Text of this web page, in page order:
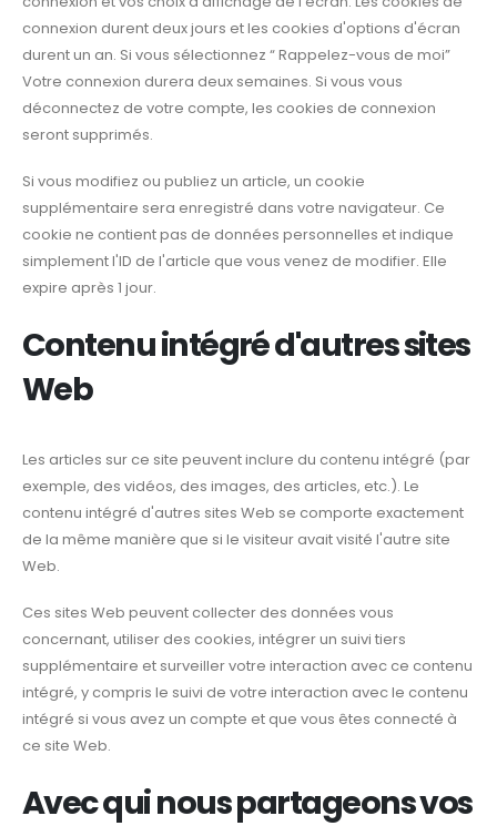
connexion durent deux jours et les cookies d'options d'écran
durent un an. Si vous sélectionnez “ Rappelez-vous de moi”
Votre connexion durera deux semaines. Si vous vous
déconnectez de votre compte, les cookies de connexion
seront supprimés.
Si vous modifiez ou publiez un article, un cookie
supplémentaire sera enregistré dans votre navigateur. Ce
cookie ne contient pas de données personnelles et indique
simplement l'ID de l'article que vous venez de modifier. Elle
expire après 1 jour.
Contenu intégré d'autres sites
Web
Les articles sur ce site peuvent inclure du contenu intégré (par
exemple, des vidéos, des images, des articles, etc.). Le
contenu intégré d'autres sites Web se comporte exactement
de la même manière que si le visiteur avait visité l'autre site
Web.
Ces sites Web peuvent collecter des données vous
concernant, utiliser des cookies, intégrer un suivi tiers
supplémentaire et surveiller votre interaction avec ce contenu
intégré, y compris le suivi de votre interaction avec le contenu
intégré si vous avez un compte et que vous êtes connecté à
ce site Web.
Avec qui nous partageons vos